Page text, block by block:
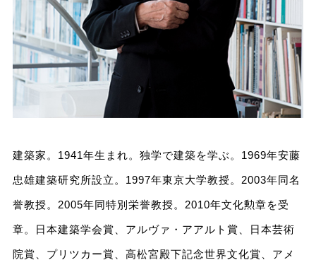
建築家。1941年生まれ。独学で建築を学ぶ。1969年安藤
忠雄建築研究所設立。1997年東京大学教授。2003年同名
誉教授。2005年同特別栄誉教授。2010年文化勲章を受
章。日本建築学会賞、アルヴァ・アアルト賞、日本芸術
院賞、プリツカー賞、高松宮殿下記念世界文化賞、アメ